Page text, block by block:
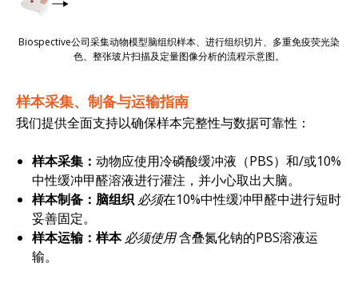
Biospective公司采集动物模型脑组织样本、进行组织切片、多重免疫荧光染
色、整张玻片扫描及定量图像分析的流程示意图。
样本采集、制备与运输指南
我们提供全面支持以确保样本完整性与数据可靠性：
样本采集： 动物应使用冷磷酸缓冲液（PBS）和/或10%
中性缓冲甲醛溶液进行灌注，并小心取出大脑。
样本制备：脑组织 必须在10%中性缓冲甲醛中进行短时
妥善固定。
样本运输：样本 必须使用含叠氮化钠的PBS溶液运
输。